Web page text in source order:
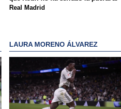
Real Madrid
LAURA MORENO ÁLVAREZ